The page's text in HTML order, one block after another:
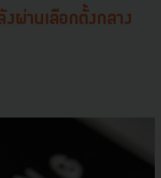
ผ่านเลือกตั้งกลาง